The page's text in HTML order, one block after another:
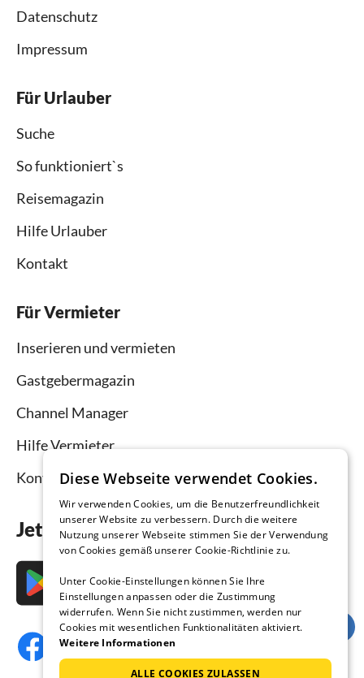
Datenschutz
Impressum
Für Urlauber
Suche
So funktioniert`s
Reisemagazin
Hilfe Urlauber
Kontakt
Für Vermieter
Inserieren und vermieten
Gastgebermagazin
Channel Manager
Hilfe Vermieter
Kontakt
Jetzt die App downloaden
Diese Webseite verwendet Cookies.
Wir verwenden Cookies, um die Benutzerfreundlichkeit
unserer Website zu verbessern. Durch die weitere
Nutzung unserer Webseite stimmen Sie der Verwendung
von Cookies gemäß unserer Cookie-Richtlinie zu.
Unter Cookie-Einstellungen können Sie Ihre
Einstellungen anpassen oder die Zustimmung
widerrufen. Wenn Sie nicht zustimmen, werden nur
Cookies mit wesentlichen Funktionalitäten aktiviert.
Weitere Informationen
ALLE COOKIES ZULASSEN